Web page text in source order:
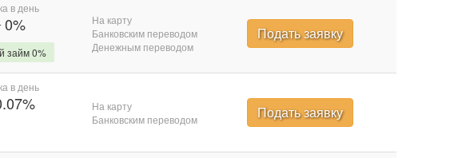
в день
0%
займ 0%
На карту
Банковским переводом
Денежным переводом
Подать заявку
в день
На карту
Банковским переводом
Подать заявку